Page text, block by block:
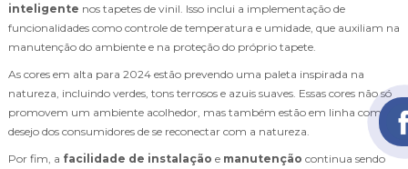
inteligente nos tapetes de vinil. Isso inclui a implementação de
funcionalidades como controle de temperatura e umidade, que auxiliam na
manutenção do ambiente e na proteção do próprio tapete.
As cores em alta para 2024 estão prevendo uma paleta inspirada na
natureza, incluindo verdes, tons terrosos e azuis suaves. Essas cores não só
promovem um ambiente acolhedor, mas também estão em linha com o
desejo dos consumidores de se reconectar com a natureza.
Por fim, a facilidade de instalação e manutenção continua sendo